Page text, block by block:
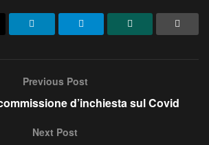
Previous Post
d’inchiesta sul Covid
Next Post